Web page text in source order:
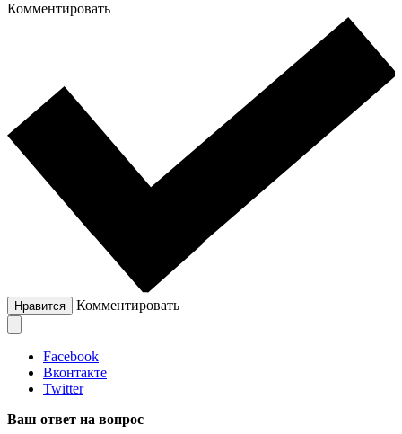
Комментировать
Нравится Комментировать
Facebook
Вконтакте
Twitter
Ваш ответ на вопрос